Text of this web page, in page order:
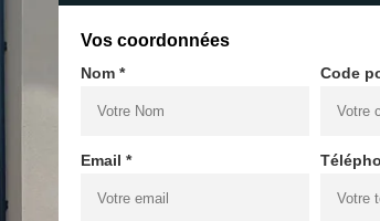
Vos coordonnées
Nom * Code
Email *